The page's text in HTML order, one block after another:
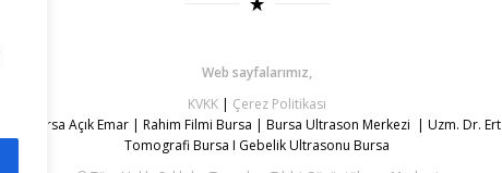
Web sayfalarımız,
KVKK | Çerez Politikası
Bursa Açık Emar| Rahim Filmi Bursa | Bursa Ultrason Merkezi | Uzm. Dr.
Tomografi Bursa I Gebelik Ultrasonu Bursa